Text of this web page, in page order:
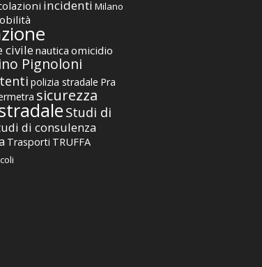
incidenti Milano
civile nautica omicidio
Pignoloni
polizia stradale Pra
sicurezza
Studi di
di consulenza
Trasporti TRUFFA